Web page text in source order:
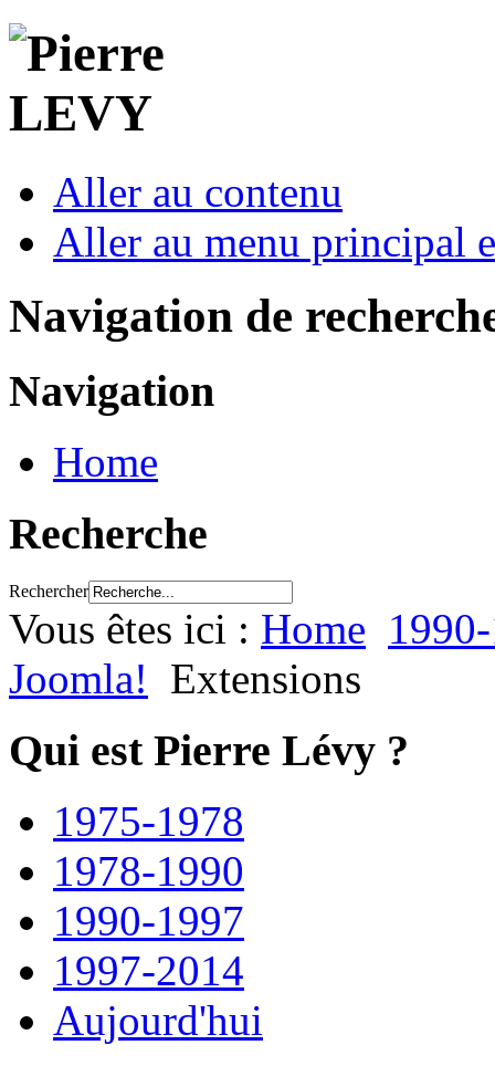
Aller au contenu
Aller au menu principal
Navigation de
Navigation
Home
Recherche
Rechercher
Vous êtes ici : Home
Joomla! Extensions
Qui est Pierre Lévy ?
1975-1978
1978-1990
1990-1997
1997-2014
Aujourd'hui